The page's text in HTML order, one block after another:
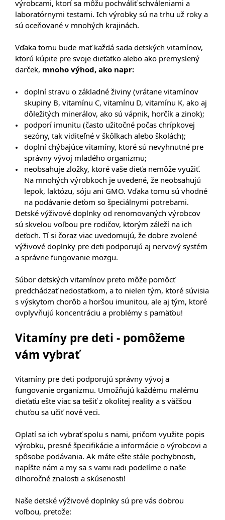
výrobcami, ktorí sa môžu pochváliť schváleniami a
laboratórnymi testami. Ich výrobky sú na trhu už roky a
sú oceňované v mnohých krajinách.
Vďaka tomu bude mať každá sada detských vitamínov,
ktorú kúpite pre svoje dieťatko alebo ako premyslený
darček, mnoho výhod, ako napr:
doplní stravu o základné živiny (vrátane vitamínov
skupiny B, vitamínu C, vitamínu D, vitamínu K, ako aj
dôležitých minerálov, ako sú vápnik, horčík a zinok);
podporí imunitu (často užitočné počas chrípkovej
sezóny, tak viditeľné v škôlkach alebo školách);
doplní chýbajúce vitamíny, ktoré sú nevyhnutné pre
správny vývoj mladého organizmu;
neobsahuje zložky, ktoré vaše dieťa nemôže využiť.
Na mnohých výrobkoch je uvedené, že neobsahujú
lepok, laktózu, sóju ani GMO. Vďaka tomu sú vhodné
na podávanie deťom so špeciálnymi potrebami.
Detské výživové doplnky od renomovaných výrobcov
sú skvelou voľbou pre rodičov, ktorým záleží na ich
deťoch. Tí si čoraz viac uvedomujú, že dobre zvolené
výživové doplnky pre deti podporujú aj nervový systém
a správne fungovanie mozgu.
Súbor detských vitamínov preto môže pomôcť
predchádzať nedostatkom, a to nielen tým, ktoré súvisia
s výskytom chorôb a horšou imunitou, ale aj tým, ktoré
ovplyvňujú koncentráciu a problémy s pamäťou!
Vitamíny pre deti - pomôžeme
vám vybrať
Vitamíny pre deti podporujú správny vývoj a
fungovanie organizmu. Umožňujú každému malému
dieťaťu ešte viac sa tešiť z okolitej reality a s väčšou
chuťou sa učiť nové veci.
Oplatí sa ich vybrať spolu s nami, pričom využite popis
výrobku, presné špecifikácie a informácie o výrobcovi a
spôsobe podávania. Ak máte ešte stále pochybnosti,
napíšte nám a my sa s vami radi podelíme o naše
dlhoročné znalosti a skúsenosti!
Naše detské výživové doplnky sú pre vás dobrou
voľbou, pretože: